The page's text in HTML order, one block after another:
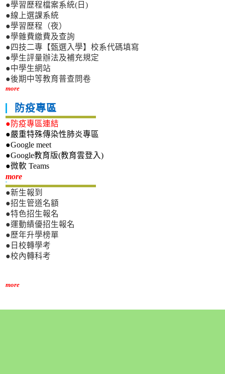
●學習歷程檔案系統(日)
●線上選課系統
●學習歷程（夜）
●學雜費繳費及查詢
●四技二專【甄選入學】校系代碼填寫
●學生評量辦法及補充規定
●中學生網站
●後期中等教育普查問卷
more
防疫專區
●防疫專區連結
●嚴重特殊傳染性肺炎專區
●Google meet
●Google教育版(教育雲登入)
●微軟 Teams
more新生專區
●新生報到
●招生管道名額
●特色招生報名
●運動績優招生報名
●歷年升學榜單
●日校轉學考
●校內轉科考
more